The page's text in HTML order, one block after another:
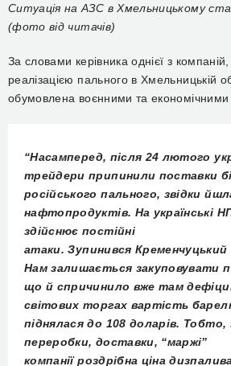
Ситуація на АЗС в Хмельницькому
(фото від читачів)
За словами керівника однієї з
реалізацією пального в Хмельницькій
обумовлена воєнними та економічними
“Насамперед, після 24 лютого
трейдери припинили поставки
російськогопального, звідки
нафтопродуктів. На українські
здійснює постійні
атаки.Зупинився Кременчуцький
Нам залишається закуповувати
що й спричинило вже там
світових торгах вартість
піднялася до 108 доларів. Тобто,
переробки, доставки, “маржі”
компаніїроздрібна ціна